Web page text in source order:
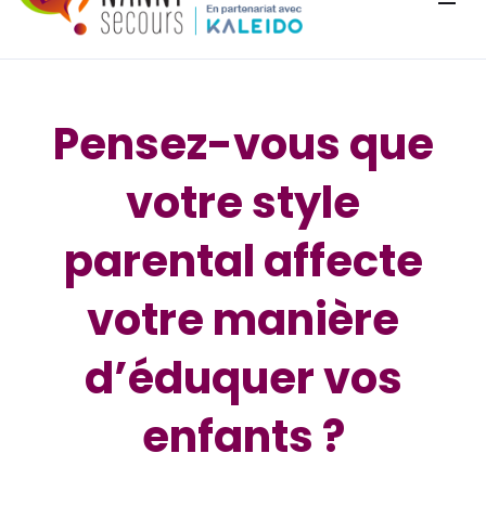
Pensez-vous que
votre style
parental affecte
votre manière
d’éduquer vos
enfants ?